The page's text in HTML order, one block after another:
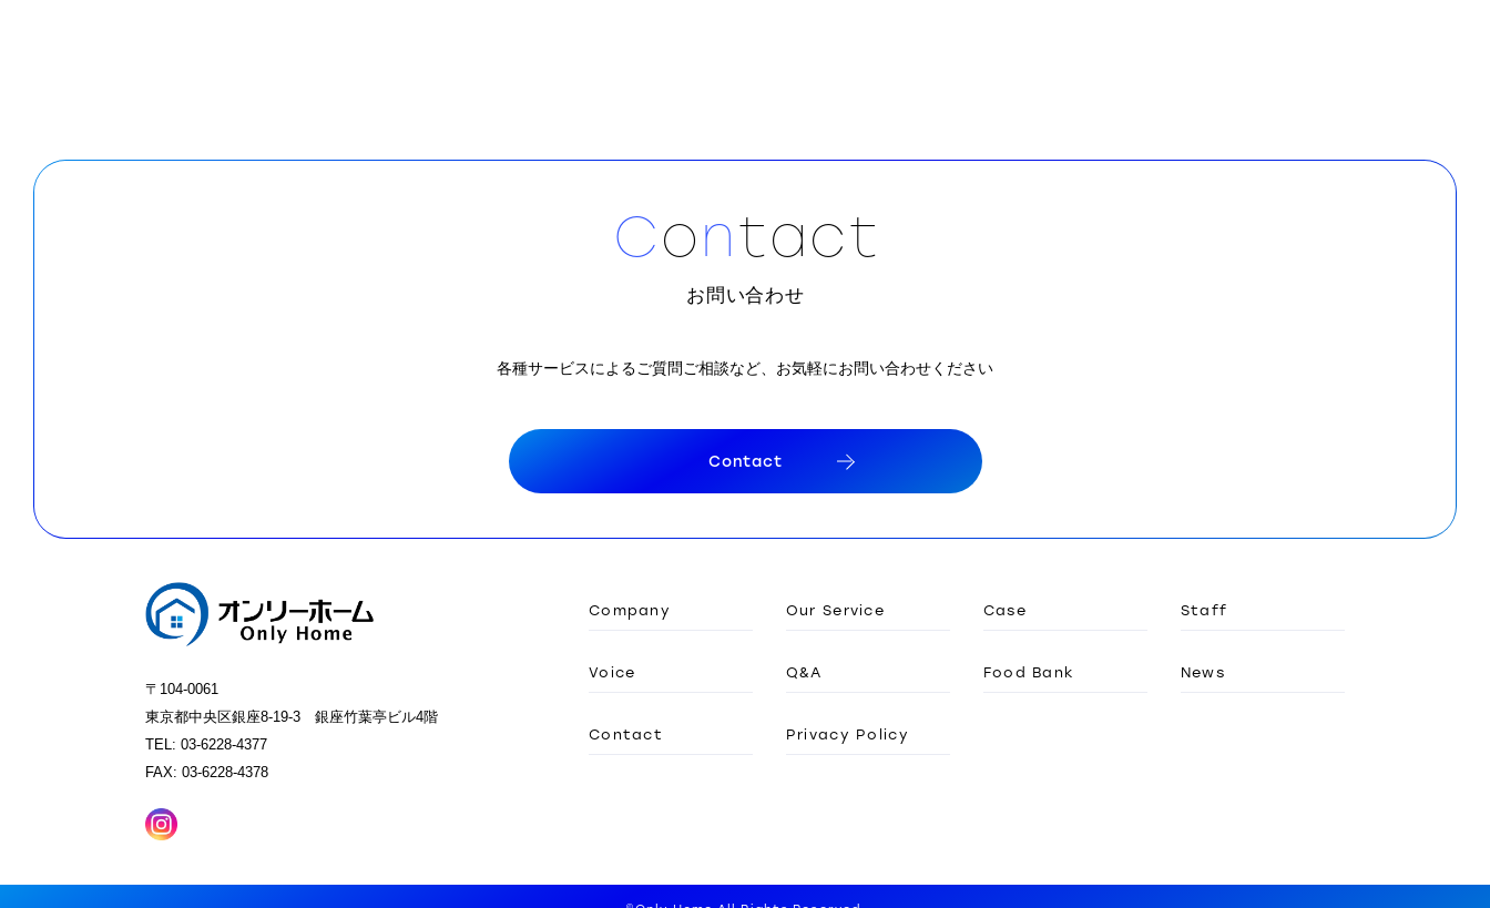
Contact
お問い合わせ
各種サービスによるご質問ご相談など、 お気軽にお問い合わせください
Contact
〒104-0061
東京都中央区銀座8-19-3 銀座竹葉亭ビル4階
TEL: 03-6228-4377
FAX: 03-6228-4378
Company Our Service Case Staff
Voice Q&A Food Bank News
Contact Privacy Policy